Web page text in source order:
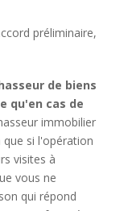
préliminaire,
de biens
qu'en cas de
immobilier
si l'opération
visites à
vous ne
qui répond